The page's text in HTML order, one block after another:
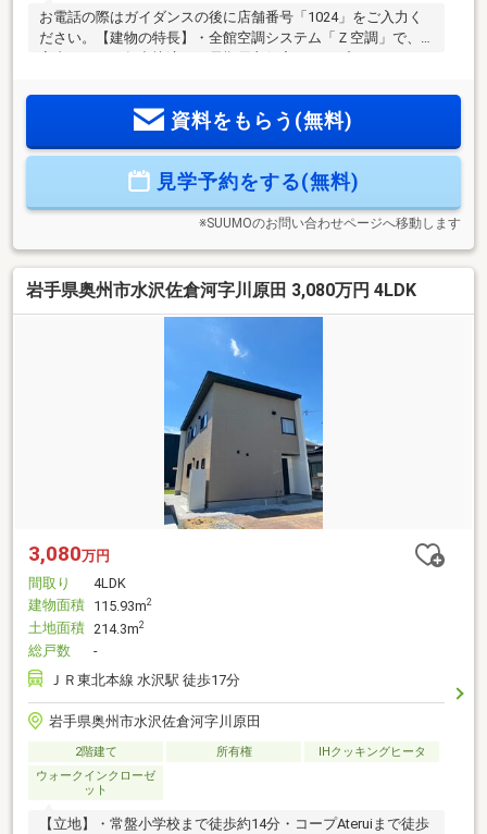
お電話の際はガイダンスの後に店舗番号「1024」をご入力く
ださい。【建物の特長】・全館空調システム「Ｚ空調」で、
室内どこでも年中快適！・長期優良住宅・トリプルサッシ・
下収納・SICなど収納充実・洗面脱衣室に室内物干し付・ミラ
ブルミラバス付【お電話が苦手な方でも、安心なネット予約
ーの建売」を現地で体感しませんか。現地に足を運んでこそ
感じられる安心と納得があります。「来場予約」または「下
資料をもらう(無料)
見学予約をする(無料)
※SUUMOのお問い合わせページへ移動します
岩手県奥州市水沢佐倉河字川原田 3,080万円 4LDK
3,080万円
間取り
4LDK
建物面積 115.93m2
土地面積 214.3m2
総戸数
-
ＪＲ東北本線 水沢駅 徒歩17分
岩手県奥州市水沢佐倉河字川原田
2階建て 所有権
IHクッキングヒータ
ウォークインクローゼ
ット
【立地】・常盤小学校まで徒歩約14分・コープAteruiまで徒歩